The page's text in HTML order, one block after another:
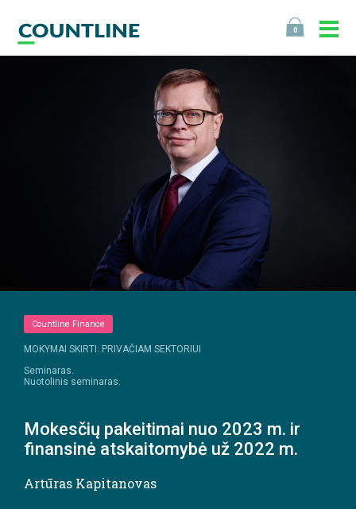
0
Countline Finance
MOKYMAI SKIRTI: PRIVAČIAM SEKTORIUI
Seminaras.
Nuotolinis seminaras.
Mokesčių pakeitimai nuo 2023 m. ir
finansinė atskaitomybė už 2022 m.
Artūras Kapitanovas